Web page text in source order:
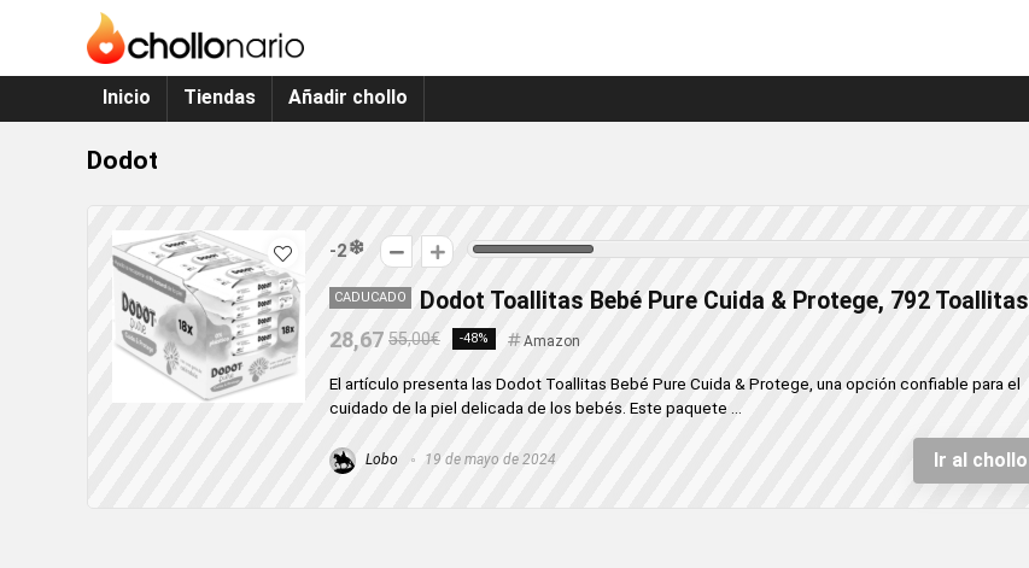
Inicio Tiendas Añadir chollo
Dodot
-2
CADUCADO Dodot Toallitas Bebé Pure Cuida & Protege, 792 Toallitas
28,67 55,00€ -48% Amazon
El artículo presenta las Dodot Toallitas Bebé Pure Cuida & Protege, una opción confiable para el
cuidado de la piel delicada de los bebés. Este paquete ...
Lobo 19 de mayo de 2024 Ir al chollo